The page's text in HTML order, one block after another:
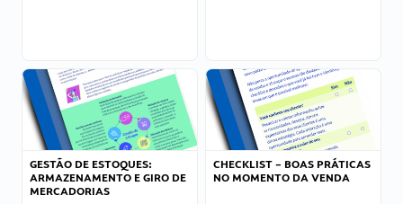
GESTÃO DE ESTOQUES:
ARMAZENAMENTO E GIRO DE
MERCADORIAS
CHECKLIST – BOAS PRÁTICAS
NO MOMENTO DA VENDA